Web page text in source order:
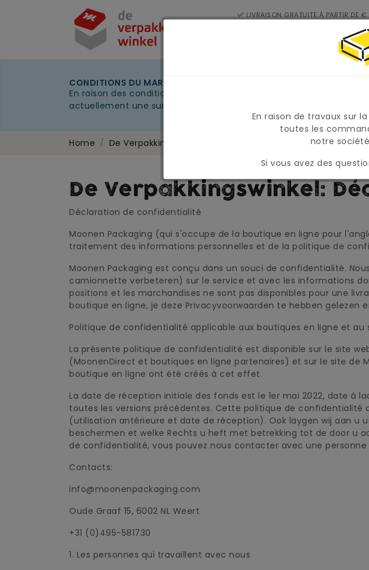
LIVRAISON GRATUITE À PARTIR DE €
CONDITIONS DU MARCHÉ EN MARS 2026
En raison des conditions actuelles du marché, les prix et la
actuellement une surcharge carburant temporaire et variable.
Home De Verpakkingswinkel: Déclaration de confidentialité
De Verpakkingswinkel:
Déclaration de confidentialité
Moonen Packaging (qui s'occupe de la boutique en ligne pour
traitement des informations personnelles et de la politique de
Moonen Packaging est conçu dans un souci de confidentialité.
camionnette verbeteren) sur le service et avec les informations
positions et les marchandises ne sont pas disponibles pour une
boutique en ligne, je deze Privacyvoorwaarden te hebben gelezen
Politique de confidentialité applicable aux boutiques en ligne et au
La présente politique de confidentialité est disponible sur le site
(MoonenDirect et boutiques en ligne partenaires) et sur le site de
boutique en ligne ont été créés à cet effet.
La date de réception initiale des fonds est le 1er mai 2022, date à
toutes les versions précédentes. Cette politique de
(utilisation antérieure et date de réception). Ook laygen wij aan u
beschermen et welke Rechts u heft met betrekking tot de door u
de confidentialité, vous pouvez nous contacter avec une
Contacts:
info@moonenpackaging.com
Oude Graaf 15, 6002 NL Weert
+31 (0)495-581730
1. Les personnes qui travaillent avec nous
En raison de travaux sur
toutes les
notre
Si vous avez des